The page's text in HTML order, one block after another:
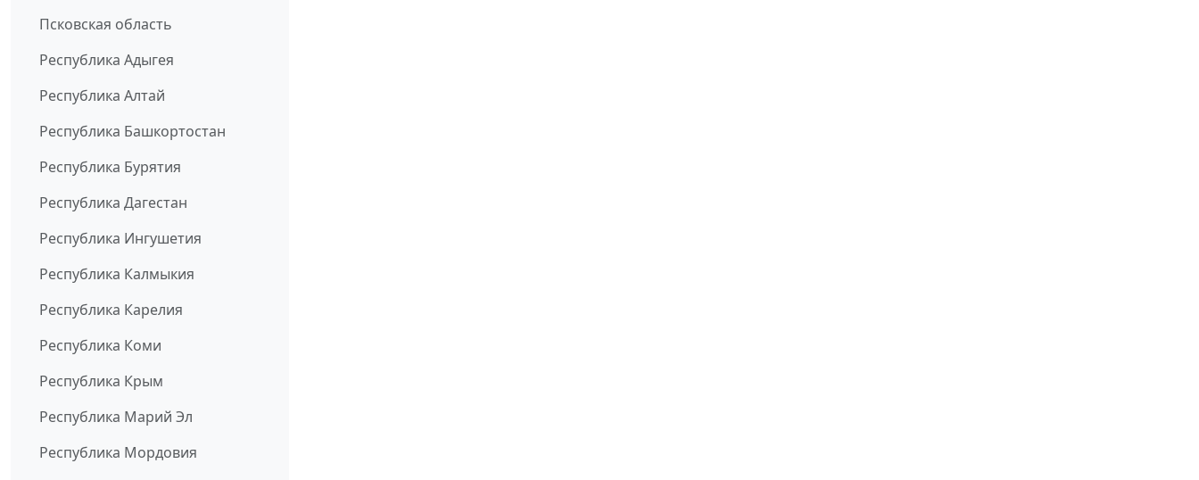
Псковская область
Республика Адыгея
Республика Алтай
Республика Башкортостан
Республика Бурятия
Республика Дагестан
Республика Ингушетия
Республика Калмыкия
Республика Карелия
Республика Коми
Республика Крым
Республика Марий Эл
Республика Мордовия